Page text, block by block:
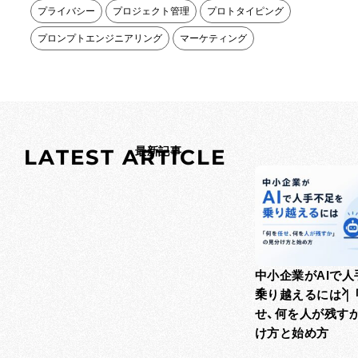
プライバシー プロジェクト管理 プロトタイピング
プロンプトエンジニアリング マーケティング
LATEST ARTICLE
最新記事
中小企業がAIで人
乗り越えるには｜
せ、何を人が残す
け方と始め方